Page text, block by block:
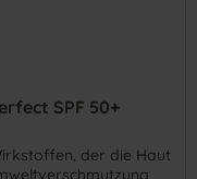
SPF 50+
der die Haut